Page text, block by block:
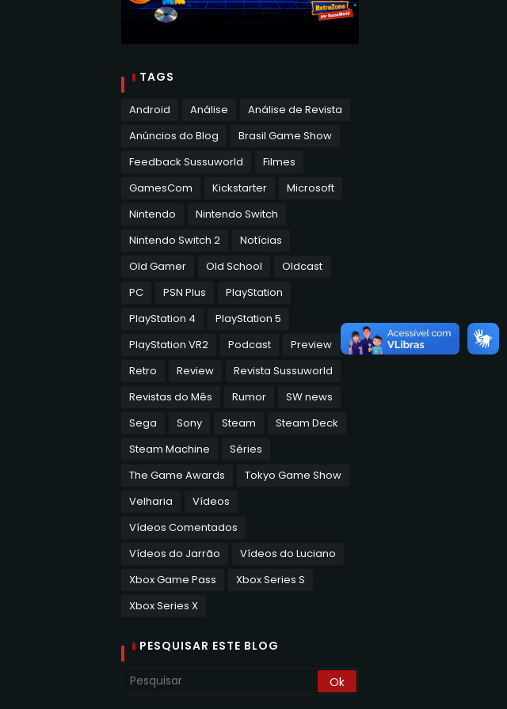
TAGS
Android Análise
Análise de Revista
Anúncios do Blog
Brasil Game Show
Feedback Sussuworld
Filmes
GamesCom
Kickstarter
Microsoft
Nintendo
Nintendo Switch
Nintendo Switch 2
Notícias
Old Gamer
Old School
Oldcast
PC
PSN Plus
PlayStation
PlayStation 4
PlayStation 5
PlayStation VR2
Podcast
Preview
Retro
Review
Revista Sussuworld
Revistas do Mês
Rumor
SW news
Sega
Sony Steam
Steam Deck
Steam Machine
Séries
The Game Awards
Tokyo Game Show
Velharia
Vídeos
Vídeos Comentados
Vídeos do Jarrão
Vídeos do Luciano
Xbox Game Pass
Xbox Series S
Xbox Series X
PESQUISAR ESTE BLOG